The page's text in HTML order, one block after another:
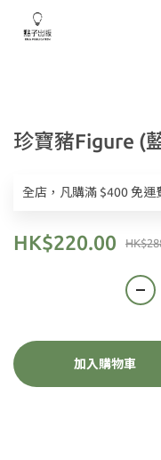
珍寶豬Figure (
全店，凡購滿 $400 免運
HK$220.00
加入購物車